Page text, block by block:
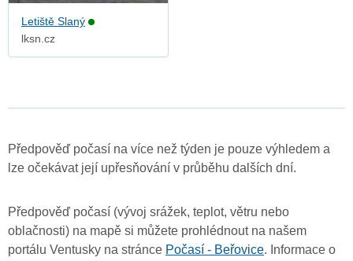
Letiště Slaný
lksn.cz
Předpověď počasí na více než týden je pouze výhledem a
lze očekávat její upřesňování v průběhu dalších dní.
Předpověď počasí (vývoj srážek, teplot, větru nebo
oblačnosti) na mapě si můžete prohlédnout na našem
portálu Ventusky na stránce Počasí - Beřovice. Informace o